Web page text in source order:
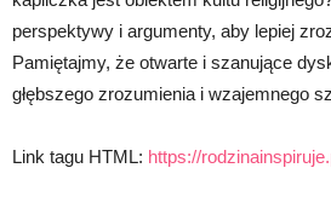
perspektywy i argumenty, aby lepiej
Pamiętajmy, że otwarte i szanujące
głębszego zrozumienia i wzajemnego
Link tagu HTML: https://